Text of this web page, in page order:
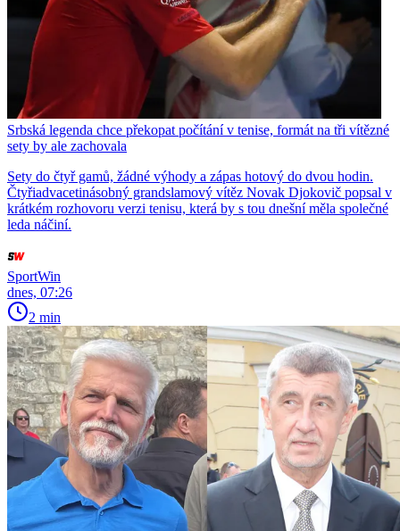
Srbská legenda chce překopat počítání v tenise, formát na tři vítězné
sety by ale zachovala
Sety do čtyř gamů, žádné výhody a zápas hotový do dvou hodin.
Čtyřiadvacetinásobný grandslamový vítěz Novak Djokovič popsal v
krátkém rozhovoru verzi tenisu, která by s tou dnešní měla společné
leda náčiní.
SportWin
dnes, 07:26
2 min